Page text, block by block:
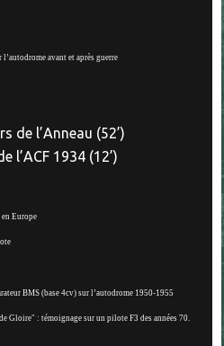
avant et après guerre
de l’Anneau (52’)
l’ACF 1934 (12’)
Europe
BMS (base 4cv) sur l’autodrome 1950-1955
Gloire" : témoignage sur un pilote F3 des années 70.